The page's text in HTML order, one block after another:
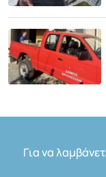
Για να